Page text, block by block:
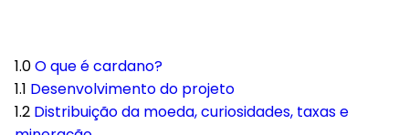
1.0O que é cardano?
1.1 Desenvolvimento do projeto
1.2 Distribuição da moeda, curiosidades, taxas e